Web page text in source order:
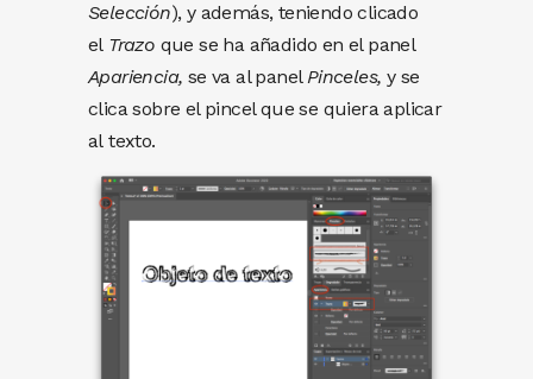
Selección), y además, teniendo clicado
el Trazo que se ha añadido en el panel
Apariencia, se va al panelPinceles, y se
clica sobre el pincel que se quiera aplicar
al texto.